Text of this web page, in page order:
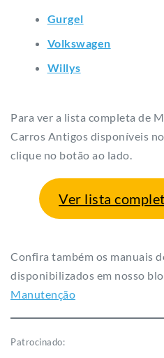
Gurgel
Volkswagen
Willys
Para ver a lista completa de
Carros Antigos disponíveis
clique no botão ao lado.
Ver lista
Confira também os manuais
disponibilizados em nosso
Manutenção
Patrocinado: